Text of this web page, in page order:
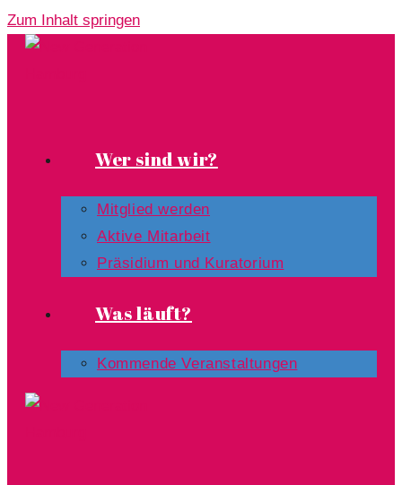
Zum Inhalt springen
Wer sind wir?
Mitglied werden
Aktive Mitarbeit
Präsidium und Kuratorium
Was läuft?
Kommende Veranstaltungen